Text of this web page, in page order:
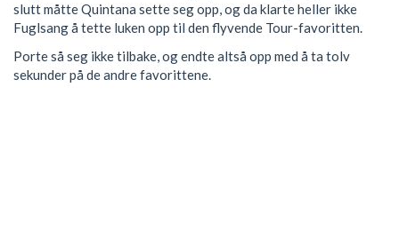
slutt måtte Quintana sette seg opp, og da klarte heller ikke
Fuglsang å tette luken opp til den flyvende Tour-favoritten.
Porte så seg ikke tilbake, og endte altså opp med å ta tolv
sekunder på de andre favorittene.